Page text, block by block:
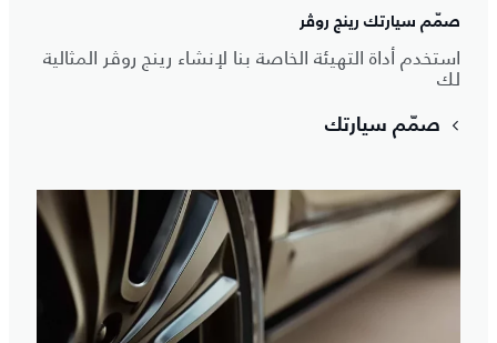
صمّم سيارتك رينج روڤر
استخدم أداة التهيئة الخاصة بنا لإنشاء رينج روڤر المثالية
لك
صمّم سيارتك